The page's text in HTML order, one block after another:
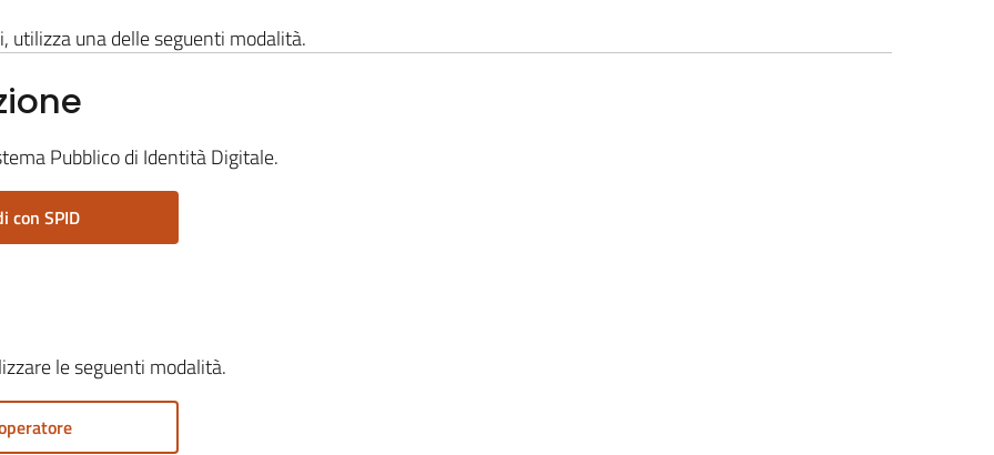
utilizza una delle seguenti modalità.
Pubblico di Identità Digitale.
con SPID
le seguenti modalità.